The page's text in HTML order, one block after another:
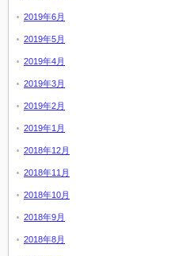
2019年6月
2019年5月
2019年4月
2019年3月
2019年2月
2019年1月
2018年12月
2018年11月
2018年10月
2018年9月
2018年8月